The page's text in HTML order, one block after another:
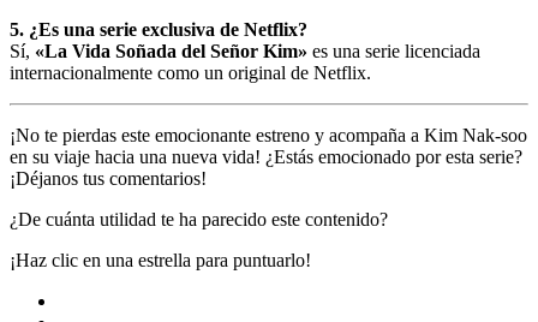
5. ¿Es una serie exclusiva de Netflix?
Sí, «La Vida Soñada del Señor Kim» es una serie licenciada
internacionalmente como un original de Netflix.
¡No te pierdas este emocionante estreno y acompaña a Kim Nak-soo
en su viaje hacia una nueva vida! ¿Estás emocionado por esta serie?
¡Déjanos tus comentarios!
¿De cuánta utilidad te ha parecido este contenido?
¡Haz clic en una estrella para puntuarlo!